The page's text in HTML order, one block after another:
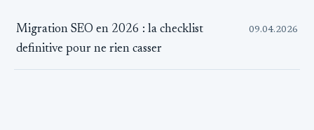
Migration SEO en 2026 : la checklist
definitive pour ne rien casser
09.04.2026